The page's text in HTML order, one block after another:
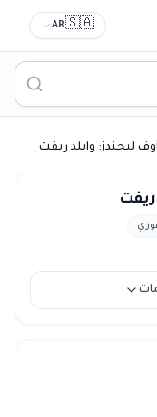
🇸🇦
AR
ليجندز: وايلد ريفت
ريفت